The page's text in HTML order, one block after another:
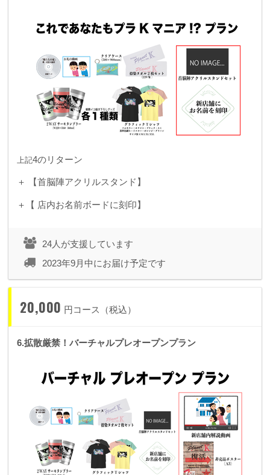
上記4のリターン
＋ 【首脳陣アクリルスタンド】
＋【 店内お名前ボードに刻印】
24人が支援しています
2023年9月中にお届け予定です
20,000 円コース（税込）
6.拡散厳禁！バーチャルプレオープンプラン